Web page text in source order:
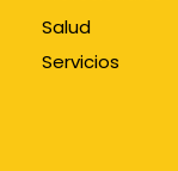
Salud
Servicios